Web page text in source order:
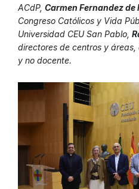
ACdP, Carmen Fernandez de
Congreso Católicos y Vida
Universidad CEU San Pablo,
directores de centros y
y no docente.